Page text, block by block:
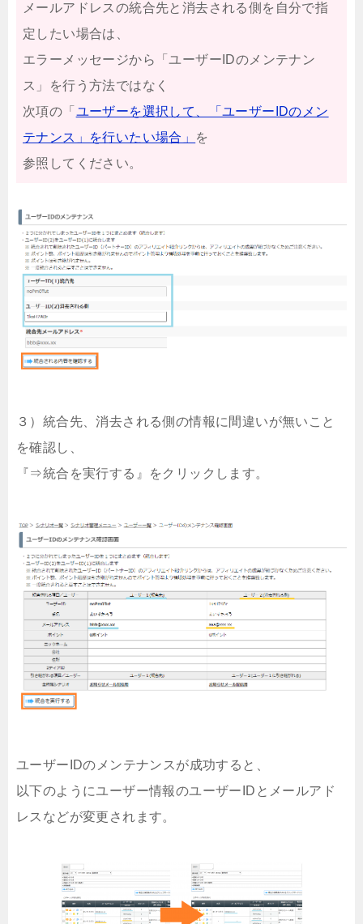
メールアドレスの統合先と消去される側を自分で指
定したい場合は、
エラーメッセージから「ユーザーIDのメンテナン
ス」を行う方法ではなく
次項の「 ユーザーを選択して、「ユーザーIDのメン
テナンス」を行いたい場合」
を
参照してください。
３）統合先、消去される側の情報に間違いが無いこと
を確認し、
『⇒統合を実行する』をクリックします。
ユーザーIDのメンテナンスが成功すると、
以下のようにユーザー情報のユーザーIDとメールアド
レスなどが変更されます。